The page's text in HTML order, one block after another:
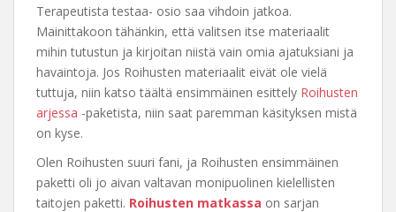
Terapeutista testaa- osio saa vihdoin jatkoa.
Mainittakoon tähänkin, että valitsen itse materiaalit
mihin tutustun ja kirjoitan niistä vain omia ajatuksiani ja
havaintoja. Jos Roihusten materiaalit eivät ole vielä
tuttuja, niin katso täältä ensimmäinen esittely Roihusten
arjessa -paketista, niin saat paremman käsityksen mistä
on kyse.
Olen Roihusten suuri fani, ja Roihusten ensimmäinen
paketti oli jo aivan valtavan monipuolinen kielellisten
taitojen paketti. Roihusten matkassa on sarjan